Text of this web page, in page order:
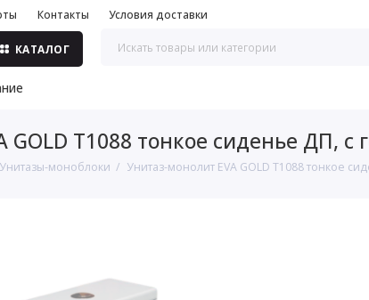
Контакты Условия доставки
КАТАЛОГ
GOLD T1088 тонкое сиденье ДП,
Унитазы-моноблоки Унитаз-монолит EVA GOLD T1088 тонкое